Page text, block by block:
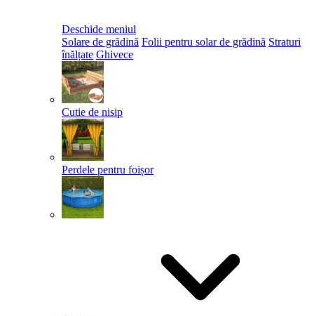
Deschide meniul
Solare de grădină Folii pentru solar de grădină Straturi
înălțate Ghivece
Cutie de nisip
Perdele pentru foișor